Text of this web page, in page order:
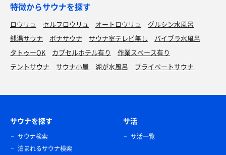
特徴からサウナを探す
ロウリュ セルフロウリュ オートロウリュ
グルシン水風呂
銭湯サウナ
ボナサウナ サウナ室テレビ無し
バイブラ水風呂
タトゥーOK
カプセルホテル有り
作業スペース有り
テントサウナ
サウナ小屋 湖が水風呂 プライベートサウナ
サウナを探す
サウナ検索
泊まれるサウナ検索
サ活
サ活一覧